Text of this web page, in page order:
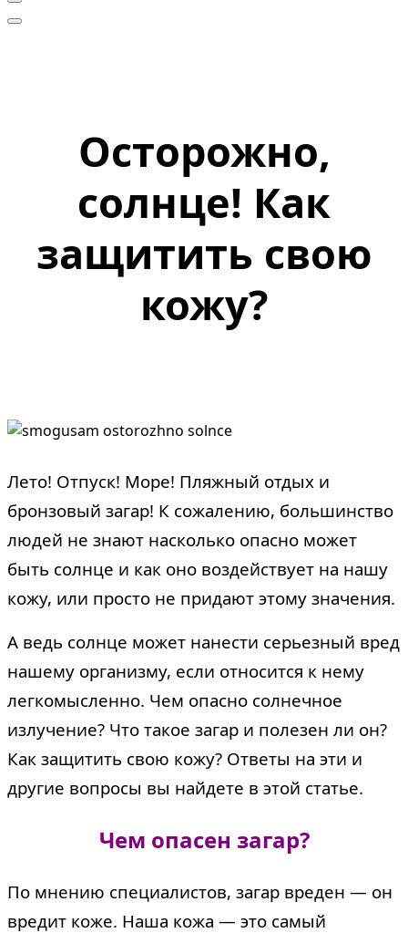
Осторожно,
солнце! Как
защитить свою
кожу?
Лето! Отпуск! Море! Пляжный отдых и
бронзовый загар! К сожалению, большинство
людей не знают насколько опасно может
быть солнце и как оно воздействует на нашу
кожу, или просто не придают этому значения.
А ведь солнце может нанести серьезный вред
нашему организму, если относится к нему
легкомысленно. Чем опасно солнечное
излучение? Что такое загар и полезен ли он?
Как защитить свою кожу? Ответы на эти и
другие вопросы вы найдете в этой статье.
Чем опасен загар?
По мнению специалистов, загар вреден — он
вредит коже. Наша кожа — это самый